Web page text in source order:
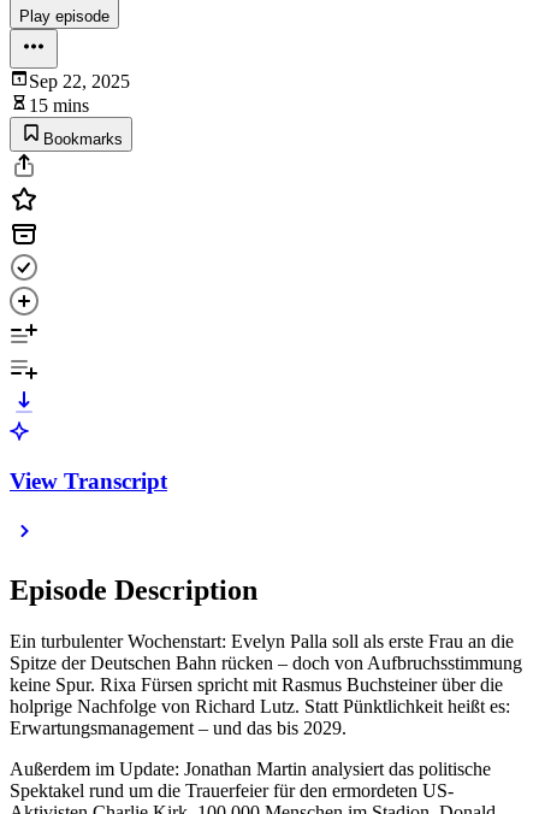
Play episode
Sep 22, 2025
15 mins
Bookmarks
View Transcript
Episode Description
Ein turbulenter Wochenstart: Evelyn Palla soll als erste Frau an die
Spitze der Deutschen Bahn rücken – doch von Aufbruchsstimmung
keine Spur. Rixa Fürsen spricht mit Rasmus Buchsteiner über die
holprige Nachfolge von Richard Lutz. Statt Pünktlichkeit heißt es:
Erwartungsmanagement – und das bis 2029.
Außerdem im Update: Jonathan Martin analysiert das politische
Spektakel rund um die Trauerfeier für den ermordeten US-